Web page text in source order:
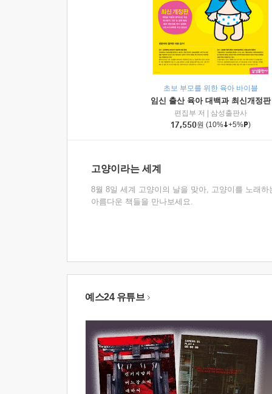
초보 부모를 위한 육아 바이블
임신 출산 육아 대백과 최신개정판
편집부 저
삼성출판사
17,550원 (10% +5% )
고양이라는 세계
8월 8일 세계 고양이의 날을 맞아, 고양이를 노래하
아름다운 책들을 만나보세요.
예스24 유튜브